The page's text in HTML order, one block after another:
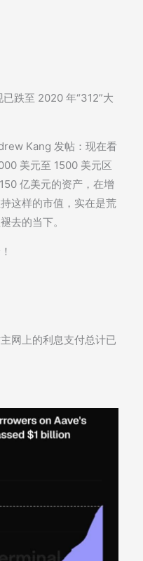
跌至 2020 年“312”大
Kang 发帖：现在看
美元至 1500 美元区
亿美元的资产，在增
这样的市值，实在是荒
去的当下。
网上的利息支付总计已